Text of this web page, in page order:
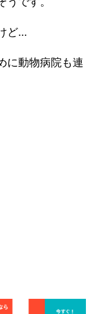
ど…
に動物病院も連